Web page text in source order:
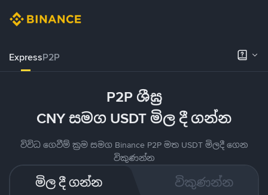
ExpressP2P
P2P ශීඝ්‍ර
CNY සමග USDT මිල දී ගන්න
විවිධ ගෙවීම් ක්‍රම සමග Binance P2P මත USDT මිලදී ගෙන
විකුණන්න
මිල දී ගන්න විකුණන්න